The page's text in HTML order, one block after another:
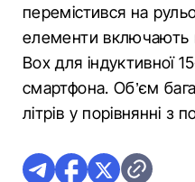
перемістився на
елементи включають
Box для індуктивної
смартфона. Об’єм
літрів у порівнянні з